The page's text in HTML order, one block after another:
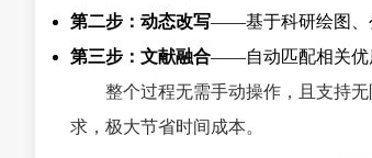
第二步：动态改写——基于科研绘图、
第三步：文献融合——自动匹配相关优
整个过程无需手动操作，且支持
求，极大节省时间成本。